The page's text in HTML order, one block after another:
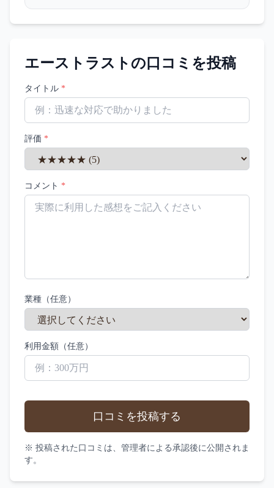
エーストラスト の口コミを投稿
タイトル *
評価 *
コメント *
業種（任意）
利用金額（任意）
口コミを投稿する
※ 投稿された口コミは、管理者による承認後に公開されま
す。